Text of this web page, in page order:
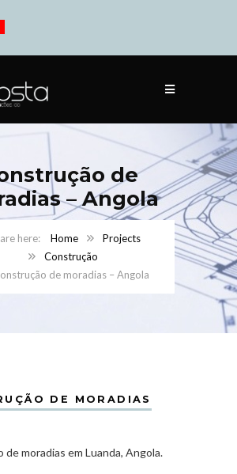
de
– Angola
Home
Projects
Construção
de moradias – Angola
DE MORADIAS
de moradias em Luanda, Angola.